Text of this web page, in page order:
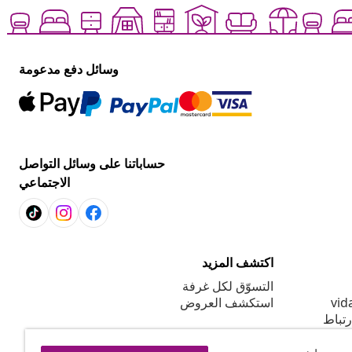
وسائل دفع مدعومة
حساباتنا على وسائل التواصل
الاجتماعي
اكتشف المزيد
التسوّق لكل غرفة
استكشف العروض